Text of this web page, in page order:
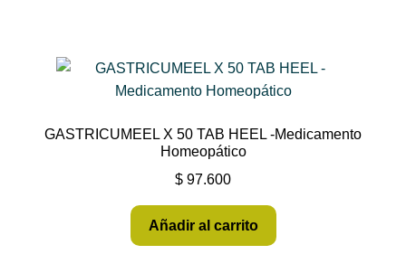
GASTRICUMEEL X 50 TAB HEEL -Medicamento
Homeopático
$ 97.600
Añadir al carrito